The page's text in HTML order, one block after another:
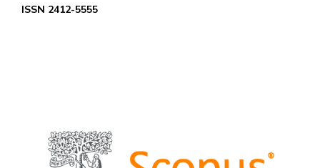
ISSN 2412-5555